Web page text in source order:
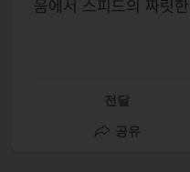
움에서 스피드의 짜릿
전달
공유